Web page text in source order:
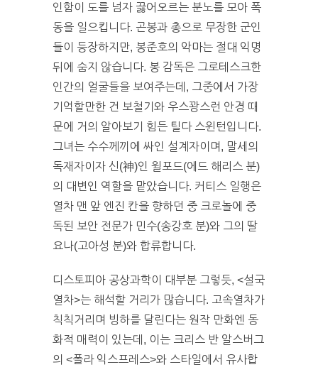
인함이 도를 넘자 끓어오르는 분노를 모아 폭
동을 일으킵니다. 곤봉과 총으로 무장한 군인
들이 등장하지만, 봉준호의 악마는 절대 익명
뒤에 숨지 않습니다. 봉 감독은 그로테스크한
인간의 얼굴들을 보여주는데, 그중에서 가장
기억할만한 건 보철기와 우스꽝스런 안경 때
문에 거의 알아보기 힘든 틸다 스윈턴입니다.
그녀는 수수께끼에 싸인 설계자이며, 말세의
독재자이자 신(神)인 윌포드(에드 해리스 분)
의 대변인 역할을 맡았습니다. 커티스 일행은
열차 맨 앞 엔진 칸을 향하던 중 크로놀에 중
독된 보안 전문가 민수(송강호 분)와 그의 딸
요나(고아성 분)와 합류합니다.
디스토피아 공상과학이 대부분 그렇듯, <설국
열차>는 해석할 거리가 많습니다. 고속열차가
칙칙거리며 빙하를 달린다는 원작 만화엔 동
화적 매력이 있는데, 이는 크리스 반 알스버그
의 <폴라 익스프레스>와 스타일에서 유사합